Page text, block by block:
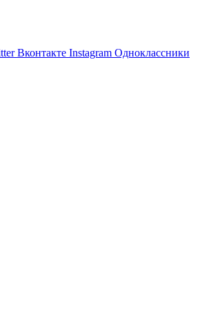
Вконтакте Instagram Одноклассники